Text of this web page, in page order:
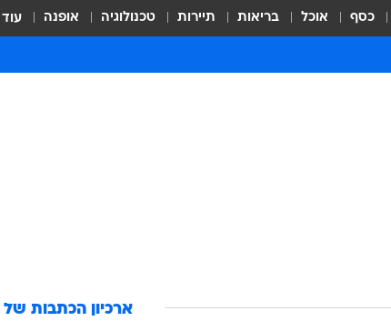
כסף אוכל בריאות תיירות טכנולוגיה אופנה עוד
ארכיון הכתבות של